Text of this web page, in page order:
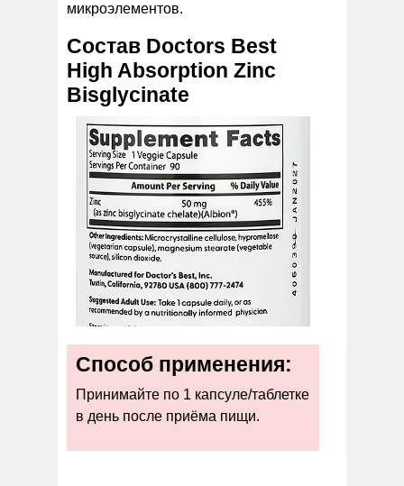
микроэлементов.
Состав Doctors Best
High Absorption Zinc
Bisglycinate
Способ применения:
Принимайте по 1 капсуле/таблетке
в день после приёма пищи.